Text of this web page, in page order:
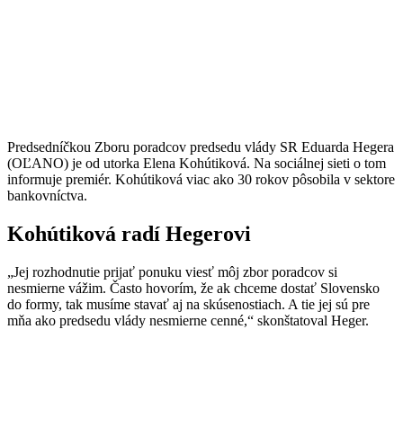
Predsedníčkou Zboru poradcov predsedu vlády SR Eduarda Hegera
(OĽANO) je od utorka Elena Kohútiková. Na sociálnej sieti o tom
informuje premiér. Kohútiková viac ako 30 rokov pôsobila v sektore
bankovníctva.
Kohútiková radí Hegerovi
„Jej rozhodnutie prijať ponuku viesť môj zbor poradcov si
nesmierne vážim. Často hovorím, že ak chceme dostať Slovensko
do formy, tak musíme stavať aj na skúsenostiach. A tie jej sú pre
mňa ako predsedu vlády nesmierne cenné,“ skonštatoval Heger.